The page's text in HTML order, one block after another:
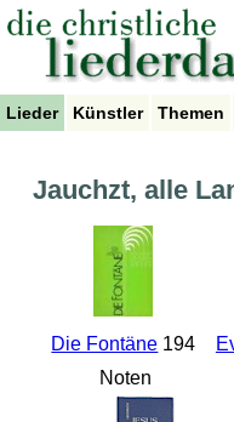
Lieder Künstler Themen
Jauchzt, alle
Die Fontäne 194
Noten